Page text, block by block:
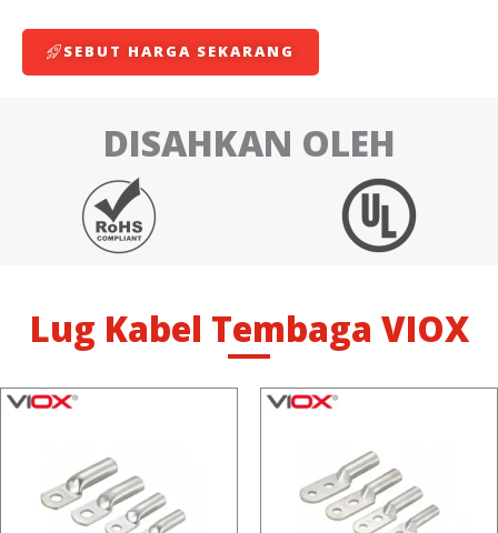
SEBUT HARGA SEKARANG
DISAHKAN OLEH
Lug Kabel Tembaga VIOX